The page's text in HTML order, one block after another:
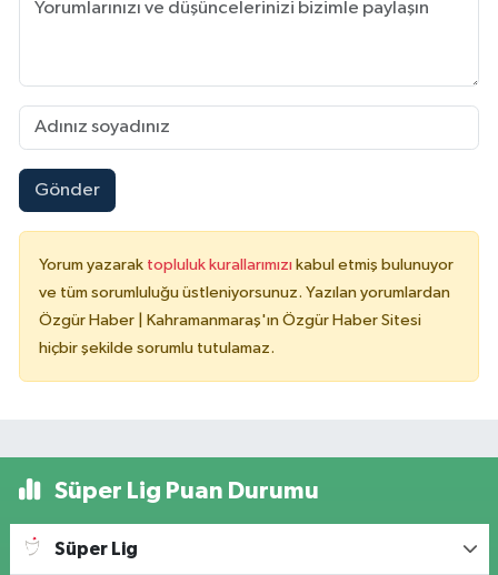
Gönder
Yorum yazarak topluluk kurallarımızı kabul etmiş bulunuyor
ve tüm sorumluluğu üstleniyorsunuz. Yazılan yorumlardan
Özgür Haber | Kahramanmaraş'ın Özgür Haber Sitesi
hiçbir şekilde sorumlu tutulamaz.
Süper Lig Puan Durumu
Süper Lig